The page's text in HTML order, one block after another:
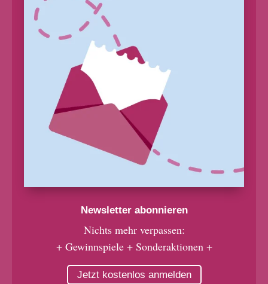
Newsletter abonnieren
Nichts mehr verpassen:
+ Gewinnspiele + Sonderaktionen +
Jetzt kostenlos anmelden